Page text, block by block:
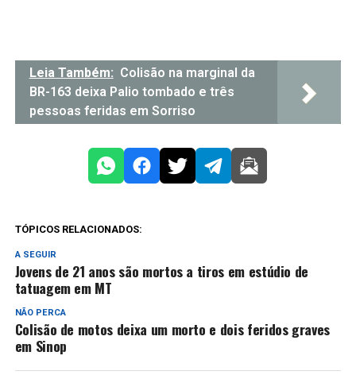
Leia Também: Colisão na marginal da
BR-163 deixa Palio tombado e três
pessoas feridas em Sorriso
TÓPICOS RELACIONADOS:
A SEGUIR
Jovens de 21 anos são mortos a tiros em estúdio de
tatuagem em MT
NÃO PERCA
Colisão de motos deixa um morto e dois feridos graves
em Sinop